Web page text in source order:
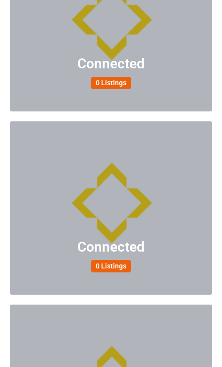
Connected
0 Listings
Connected
0 Listings